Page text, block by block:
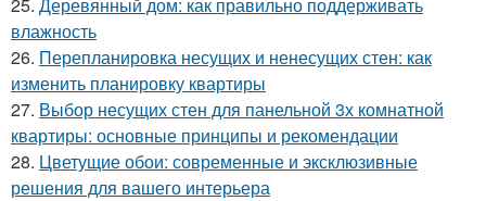
влажность
26. Перепланировка несущих и ненесущих стен: как
изменить планировку квартиры
27. Выбор несущих стен для панельной 3х комнатной
квартиры: основные принципы и рекомендации
28. Цветущие обои: современные и эксклюзивные
решения для вашего интерьера